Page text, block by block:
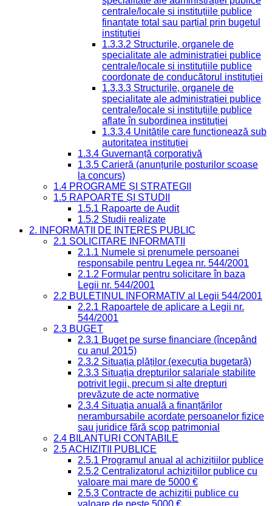
centrale/locale și instituțiile publice
finanțate total sau parțial prin bugetul
instituției
1.3.3.2 Structurile, organele de
specialitate ale administrației publice
centrale/locale și instituțiile publice
coordonate de conducătorul instituției
1.3.3.3 Structurile, organele de
specialitate ale administrației publice
centrale/locale și instituțiile publice
aflate în subordinea instituției
1.3.3.4 Unitățile care funcționează sub
autoritatea instituției
1.3.4 Guvernanță corporativă
1.3.5 Carieră (anunțurile posturilor scoase
la concurs)
1.4 PROGRAME ȘI STRATEGII
1.5 RAPOARTE ȘI STUDII
1.5.1 Rapoarte de Audit
1.5.2 Studii realizate
2. INFORMAȚII DE INTERES PUBLIC
2.1 SOLICITARE INFORMAȚII
2.1.1 Numele și prenumele persoanei
responsabile pentru Legea nr. 544/2001
2.1.2 Formular pentru solicitare în baza
Legii nr. 544/2001
2.2 BULETINUL INFORMATIV al Legii 544/2001
2.2.1 Rapoartele de aplicare a Legii nr.
544/2001
2.3 BUGET
2.3.1 Buget pe surse financiare (începând
cu anul 2015)
2.3.2 Situația plăților (execuția bugetară)
2.3.3 Situația drepturilor salariale stabilite
potrivit legii, precum și alte drepturi
prevăzute de acte normative
2.3.4 Situația anuală a finanțărilor
nerambursabile acordate persoanelor fizice
sau juridice fără scop patrimonial
2.4 BILANȚURI CONTABILE
2.5 ACHIZIȚII PUBLICE
2.5.1 Programul anual al achizițiilor publice
2.5.2 Centralizatorul achizițiilor publice cu
valoare mai mare de 5000 €
2.5.3 Contracte de achiziții publice cu
valoare de peste 5000 €